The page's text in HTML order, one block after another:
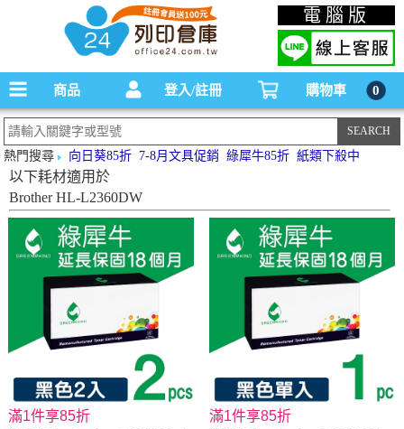
碳粉匣，墨水匣,原廠碳粉匣，副廠碳粉匣，環保碳粉匣,連續供墨印表機-office24列印
倉庫線上購物手機版
電腦版
商品 登入/註冊 購物車 0
熱門搜尋 向日葵85折 7-8月文具促銷 綠犀牛85折 紙類下殺中
以下耗材適用於
Brother HL-L2360DW
滿1件享85折 滿1件享85折